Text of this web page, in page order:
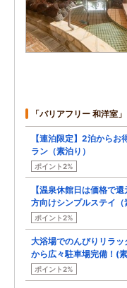
「バリアフリー 和洋室
【連泊限定】2泊からお
ラン（素泊り）
ポイント2%
【温泉休館日は価格で
方向けシンプルステイ（
ポイント2%
大浴場でのんびりリラ
から広々駐車場完備！(素
ポイント2%